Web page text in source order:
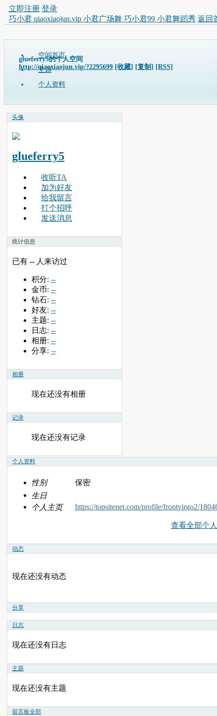
立即注册 登录
巧小君 qiaoxiaojun.vip 小君广场舞 巧小君99 小君舞蹈秀 返回
glueferry5的个人空间
http://qiaoxiaojun.vip/?2295699 [收藏] [复制] [RSS]
空间首页
主题
个人资料
头像
glueferry5
收听TA
加为好友
给我留言
打个招呼
发送消息
统计信息
已有 -- 人来访过
积分: --
金币: --
钻石: --
好友: --
主题: --
日志: --
相册: --
分享: --
相册
现在还没有相册
记录
现在还没有记录
个人资料
性别
保密
生日
个人主页
https://topsitenet.com/profile/frontvirgo2/
查看全部个
动态
现在还没有动态
分享
日志
现在还没有日志
主题
现在还没有主题
留言板全部